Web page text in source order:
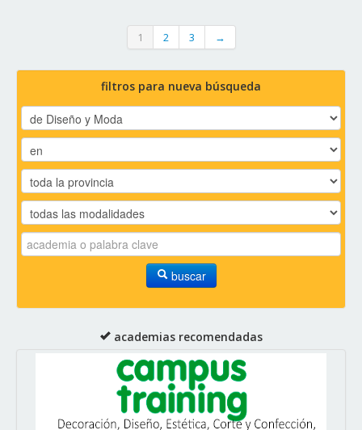
1 2 3 →
filtros para nueva búsqueda
buscar
academias recomendadas